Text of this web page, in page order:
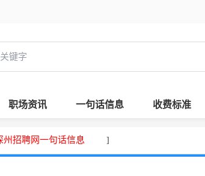
职场资讯 一句话信息 收费标准
州招聘网一句话信息 ]